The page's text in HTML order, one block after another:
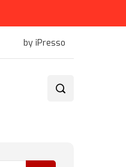
by iPresso